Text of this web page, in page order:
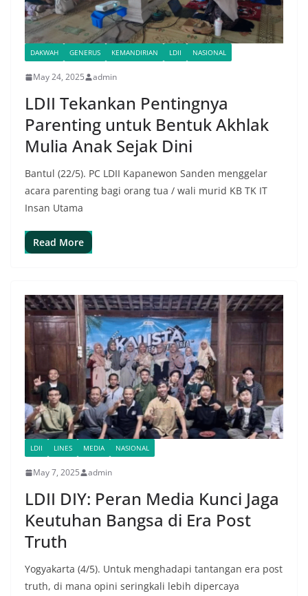
DAKWAH GENERUS KEMANDIRIAN LDII NASIONAL
May 24, 2025 admin
LDII Tekankan Pentingnya
Parenting untuk Bentuk Akhlak
Mulia Anak Sejak Dini
Bantul (22/5). PC LDII Kapanewon Sanden menggelar
acara parenting bagi orang tua / wali murid KB TK IT
Insan Utama
Read More
LDII LINES MEDIA NASIONAL
May 7, 2025 admin
LDII DIY: Peran Media Kunci Jaga
Keutuhan Bangsa di Era Post
Truth
Yogyakarta (4/5). Untuk menghadapi tantangan era post
truth, di mana opini seringkali lebih dipercaya